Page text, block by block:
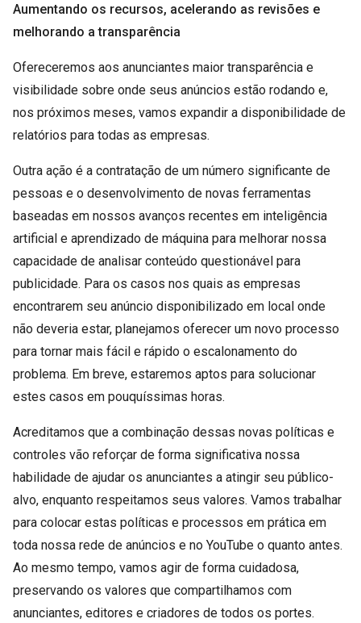
Aumentando os recursos, acelerando as revisões e
melhorando a transparência
Ofereceremos aos anunciantes maior transparência e
visibilidade sobre onde seus anúncios estão rodando e,
nos próximos meses, vamos expandir a disponibilidade de
relatórios para todas as empresas.
Outra ação é a contratação de um número significante de
pessoas e o desenvolvimento de novas ferramentas
baseadas em nossos avanços recentes em inteligência
artificial e aprendizado de máquina para melhorar nossa
capacidade de analisar conteúdo questionável para
publicidade. Para os casos nos quais as empresas
encontrarem seu anúncio disponibilizado em local onde
não deveria estar, planejamos oferecer um novo processo
para tornar mais fácil e rápido o escalonamento do
problema. Em breve, estaremos aptos para solucionar
estes casos em pouquíssimas horas.
Acreditamos que a combinação dessas novas políticas e
controles vão reforçar de forma significativa nossa
habilidade de ajudar os anunciantes a atingir seu público-
alvo, enquanto respeitamos seus valores. Vamos trabalhar
para colocar estas políticas e processos em prática em
toda nossa rede de anúncios e no YouTube o quanto antes.
Ao mesmo tempo, vamos agir de forma cuidadosa,
preservando os valores que compartilhamos com
anunciantes, editores e criadores de todos os portes.